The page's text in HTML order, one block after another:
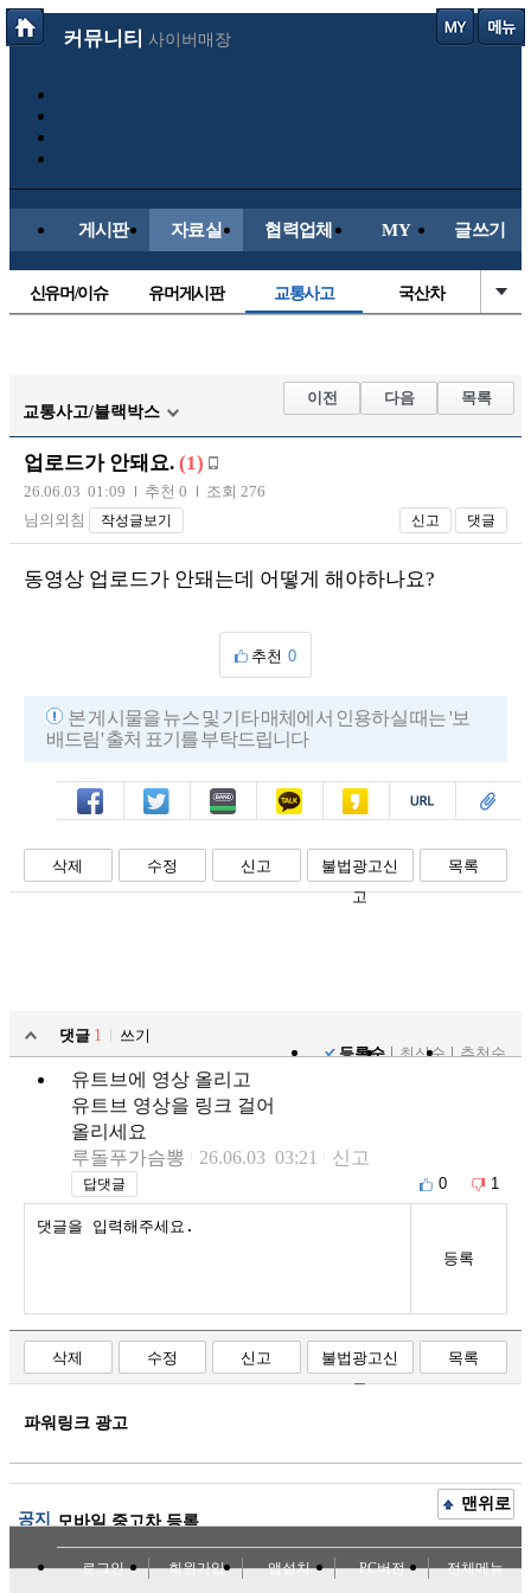
커뮤니티 사이버매장
게시판 자료실 협력업체 MY 글쓰기
신유머/이슈 유머게시판 교통사고 국산차
자유사진 군사/무기
트럭/버스 항공/해운/철도
장착시공사진
교통사고/블랙박스
이전 다음 목록
업로드가 안돼요. (1)
26.06.03 01:09 추천 0
조회 276
님의외침
작성글보기 신고 댓글
동영상 업로드가 안돼는데 어떻게 해야하나요?
추천 0
본 게시물을 뉴스 및 기타 매체에서 인용하실 때는 '보
배드림' 출처 표기를 부탁드립니다
페북 트윗 밴드 카톡 카스 복사 스크랩
삭제 수정 신고
불법광고신
고
목록
댓글 1
쓰기
등록순
최신순 추천순
유트브에 영상 올리고
유트브 영상을 링크 걸어
올리세요
루돌푸가슴뽕
26.06.03 03:21 신고
답댓글 0 1
등록
삭제 수정 신고
불법광고신
고
목록
파워링크 광고
공지 모바일 중고차 등록
맨위로
로그인 회원가입 앱설치 PC버전 전체메뉴